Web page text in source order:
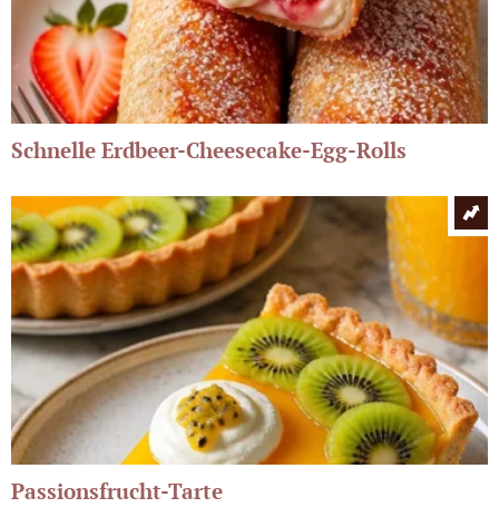
Schnelle Erdbeer-Cheesecake-Egg-Rolls
Passionsfrucht-Tarte